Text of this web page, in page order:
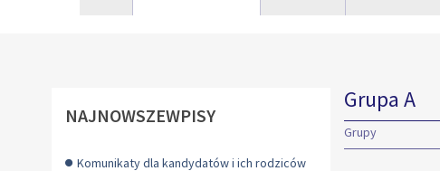
Grupa A
Grupy
NAJNOWSZEWPISY
Komunikaty dla kandydatów i ich rodziców